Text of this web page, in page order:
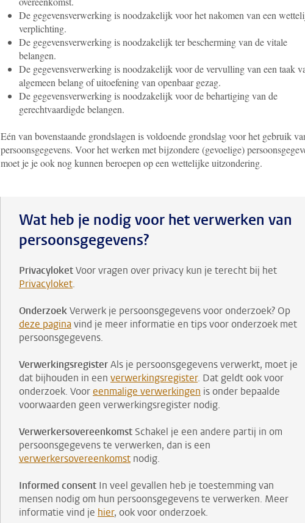
De gegevensverwerking is noodzakelijk voor het nakomen van een
verplichting.
De gegevensverwerking is noodzakelijk ter bescherming van de vitale
belangen.
De gegevensverwerking is noodzakelijk voor de vervulling van een taak
algemeen belang of uitoefening van openbaar gezag.
De gegevensverwerking is noodzakelijk voor de behartiging van de
gerechtvaardigde belangen.
Eén van bovenstaande grondslagen is voldoende grondslag voor het gebruik
persoonsgegevens. Voor het werken met bijzondere (gevoelige)
moet je je ook nog kunnen beroepen op een wettelijke uitzondering.
Wat heb je nodig voor het verwerken van
persoonsgegevens?
PrivacyloketVoor vragen over privacy kun je terecht bij het
Privacyloket.
OnderzoekVerwerk je persoonsgegevens voor onderzoek? Op
deze pagina vind je meer informatie en tips voor onderzoek met
persoonsgegevens.
VerwerkingsregisterAls je persoonsgegevens verwerkt, moet je
dat bijhouden in een verwerkingsregister. Dat geldt ook voor
onderzoek. Vooreenmalige verwerkingen is onder bepaalde
voorwaarden geen verwerkingsregister nodig.
Verwerkersovereenkomst Schakel je een andere partij in om
persoonsgegevens te verwerken, dan is een
verwerkersovereenkomst nodig.
Informed consent In veel gevallen heb je toestemming van
mensen nodig om hun persoonsgegevens te verwerken. Meer
informatie vind je hier, ook voor onderzoek.